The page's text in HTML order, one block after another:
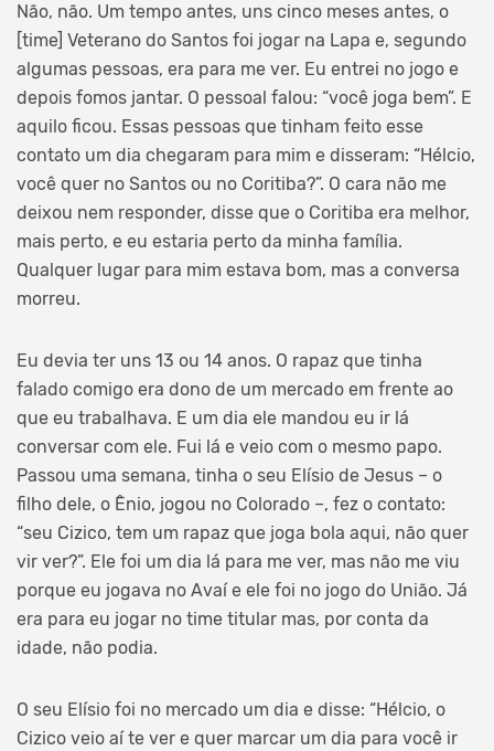
Não, não. Um tempo antes, uns cinco meses antes, o
[time] Veterano do Santos foi jogar na Lapa e, segundo
algumas pessoas, era para me ver. Eu entrei no jogo e
depois fomos jantar. O pessoal falou: “você joga bem”. E
aquilo ficou. Essas pessoas que tinham feito esse
contato um dia chegaram para mim e disseram: “Hélcio,
você quer no Santos ou no Coritiba?”. O cara não me
deixou nem responder, disse que o Coritiba era melhor,
mais perto, e eu estaria perto da minha família.
Qualquer lugar para mim estava bom, mas a conversa
morreu.
Eu devia ter uns 13 ou 14 anos. O rapaz que tinha
falado comigo era dono de um mercado em frente ao
que eu trabalhava. E um dia ele mandou eu ir lá
conversar com ele. Fui lá e veio com o mesmo papo.
Passou uma semana, tinha o seu Elísio de Jesus – o
filho dele, o Ênio, jogou no Colorado –, fez o contato:
“seu Cizico, tem um rapaz que joga bola aqui, não quer
vir ver?”. Ele foi um dia lá para me ver, mas não me viu
porque eu jogava no Avaí e ele foi no jogo do União. Já
era para eu jogar no time titular mas, por conta da
idade, não podia.
O seu Elísio foi no mercado um dia e disse: “Hélcio, o
Cizico veio aí te ver e quer marcar um dia para você ir